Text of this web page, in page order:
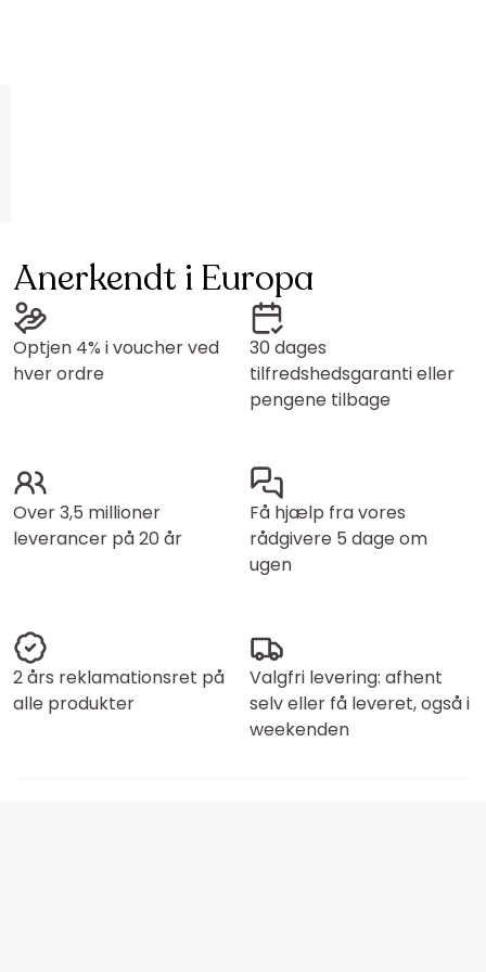
Anerkendt i Europa
Optjen 4% i voucher ved
hver ordre
30 dages
tilfredshedsgaranti eller
pengene tilbage
Over 3,5 millioner
leverancer på 20 år
Få hjælp fra vores
rådgivere 5 dage om
ugen
2 års reklamationsret på
alle produkter
Valgfri levering: afhent
selv eller få leveret, også i
weekenden